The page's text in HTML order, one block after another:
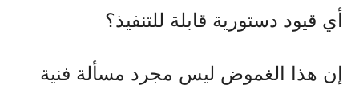
أي قيود دستورية قابلة للتنفيذ؟
إن هذا الغموض ليس مجرد مسألة فنية